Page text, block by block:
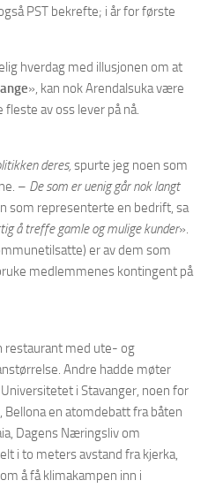
PST bekrefte; i år for første
hverdag med illusjonen om at
», kan nok Arendalsuka være
av oss lever på nå.
deres, spurte jeg noen som
– De som er uenig går nok langt
som representerte en bedrift, sa
å treffe gamle og mulige kunder».
er av dem som
medlemmenes kontingent på
restaurant med ute- og
Andre hadde møter
i Stavanger, noen for
en atomdebatt fra båten
Dagens Næringsliv om
i to meters avstand fra kjerka,
å få klimakampen inn i